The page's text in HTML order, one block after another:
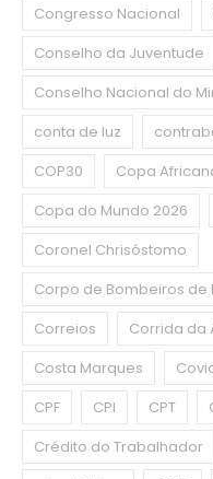
Congresso Nacional
Conselho da Juventude
Conselho Nacional do
conta de luz
COP30
Copa
Copa do Mundo 2026
Coronel Chrisóstomo
Corpo de Bombeiros de
Correios
Corrida da
Costa Marques
CPF
CPI CPT
Crédito do Trabalhador